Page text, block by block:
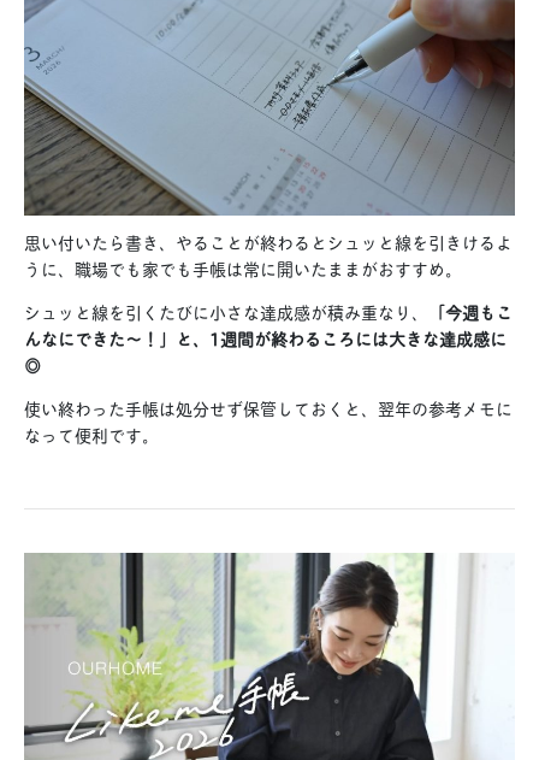
思い付いたら書き、やることが終わるとシュッと線を引きけるよ
うに、職場でも家でも手帳は常に開いたままがおすすめ。
シュッと線を引くたびに小さな達成感が積み重なり、
「今週もこ
んなにできた〜！」と、1週間が終わるころには大きな達成感に
◎
使い終わった手帳は処分せず保管しておくと、翌年の参考メモに
なって便利です。